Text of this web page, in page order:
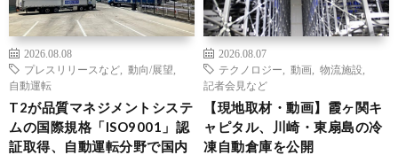
2026.08.08
プレスリリースなど
動向/展望
自動運転
T2が品質マネジメントシステ
ムの国際規格「ISO9001」認
証取得、自動運転分野で国内
2026.08.07
テクノロジー
動画 物流施設
記者会見など
【現地取材・動画】霞ヶ関キ
ャピタル、川崎・東扇島の冷
凍自動倉庫を公開